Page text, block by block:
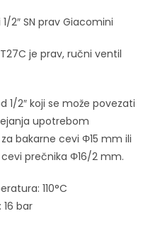
2″ SN prav Giacomini
je prav, ručni ventil
1/2″ koji se može povezati
upotrebom
bakarne cevi Φ15 mm ili
prečnika Φ16/2 mm.
110°C
bar